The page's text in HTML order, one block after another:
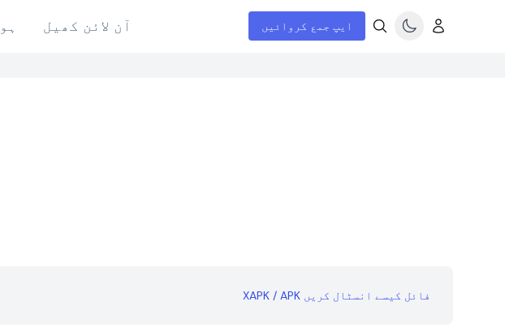
آن لائن کھیل ایپ جمع کروائیں
XAPK / APK فائل کیسے انسٹال کریں